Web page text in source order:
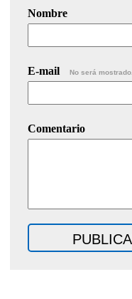
Nombre
E-mail No será mostrado.
Comentario